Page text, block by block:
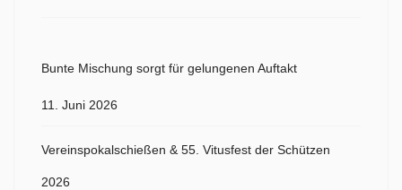
Bunte Mischung sorgt für gelungenen Auftakt
11. Juni 2026
Vereinspokalschießen & 55. Vitusfest der Schützen
2026